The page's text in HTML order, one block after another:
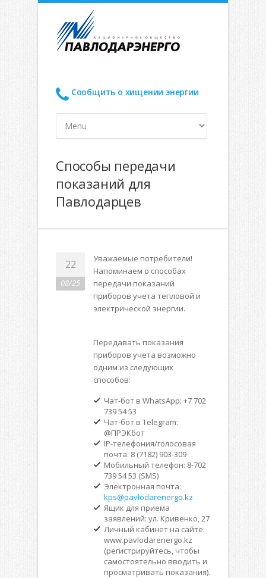
Сообщить о хищении энергии
Способы передачи
показаний для
Павлодарцев
22
08/25
Уважаемые потребители!
Напоминаем о способах
передачи показаний
приборов учета тепловой и
электрической энергии.
Передавать показания
приборов учета возможно
одним из следующих
способов:
Чат-бот в WhatsApp: +7 702
739 54 53
Чат-бот в Telegram:
@ПРЭКбот
IP-телефония/голосовая
почта: 8 (7182) 903-309
Мобильный телефон: 8-702
739 54 53 (SMS)
Электронная почта:
kps@pavlodarenergo.kz
Ящик для приема
заявлений: ул. Кривенко, 27
Личный кабинет на сайте:
www.pavlodarenergo.kz
(регистрируйтесь, чтобы
самостоятельно вводить и
просматривать показания).